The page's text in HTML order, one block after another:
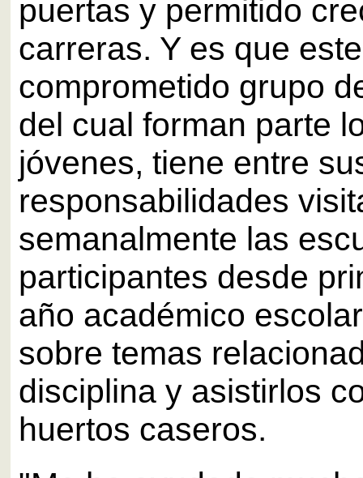
puertas y permitido
carreras. Y es que este
comprometido grupo
del cual forman parte
jóvenes, tiene entre
responsabilidades
semanalmente las
participantes desde
año académico
sobre temas
disciplina y asistirlos
huertos caseros.